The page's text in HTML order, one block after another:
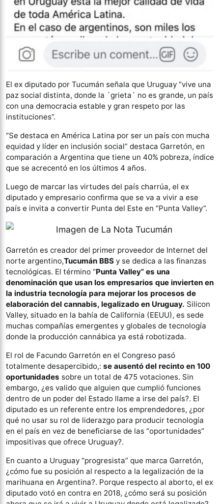
El ex diputado por Tucumán señala que Uruguay “vive una
paz social distinta, donde la ´grieta´ no es grande, un país
con una democracia estable y gran respeto por las
instituciones”.
“Se destaca en América Latina por ser un país con mucha
equidad y líder en inclusión social” destaca Garretón, en
comparación a Argentina que tiene un 40% pobreza, índice
que se acrecentó en los últimos 4 años.
Luego de marcar las virtudes del país charrúa, el ex
diputado y empresario confirma que se va a vivir a ese
país e invita a convertir Punta del Este en “Punta Valley”.
Garretón es creador del primer proveedor de Internet del
norte argentino,Tucumán BBS y se dedica a las finanzas
tecnológicas. El término “Punta Valley” es una
denominación que usan los empresarios que invierten en
la industria tecnología para mejorar los procesos de
elaboración del cannabis, legalizado en Uruguay. Silicon
Valley, situado en la bahía de California (EEUU), es sede
muchas compañías emergentes y globales de tecnología
donde la producción cannábica ya está robotizada.
El rol de Facundo Garretón en el Congreso pasó
totalmente desapercibido,: se ausentó del recinto en 100
oportunidades sobre un total de 475 votaciones. Sin
embargo, ¿es valido que alguien que cumplió funciones
dentro de un poder del Estado llame a irse del país?. El
diputado es un referente entre los emprendedores, ¿por
qué no usar su rol de liderazgo para producir tecnología
en el país en vez de beneficiarse de las “oportunidades”
impositivas que ofrece Uruguay?.
En cuanto a Uruguay “progresista” que marca Garretón,
¿cómo fue su posición al respecto a la legalización de la
marihuana en Argentina?. Porque respecto al aborto, el ex
diputado votó en contra en 2018, ¿cómo será su posición